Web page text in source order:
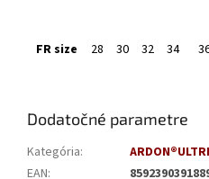
FR size
28 30 32 34
Dodatočné parametre
Kategória:
EAN: